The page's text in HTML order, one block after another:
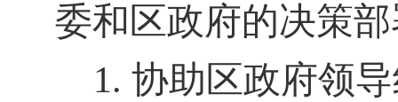
委和区政府的决策
1. 协助区政府领